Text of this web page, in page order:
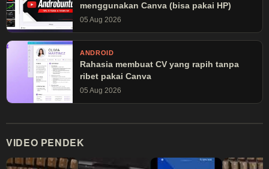
menggunakan Canva (bisa pakai HP)
05 Aug 2026
ANDROID
Rahasia membuat CV yang rapih tanpa
ribet pakai Canva
05 Aug 2026
VIDEO PENDEK